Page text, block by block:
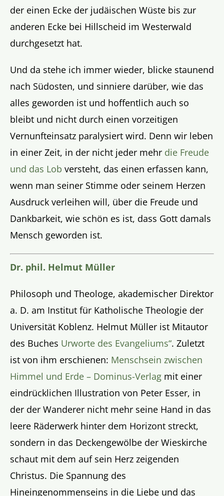
der einen Ecke der judäischen Wüste bis zur
anderen Ecke bei Hillscheid im Westerwald
durchgesetzt hat.
Und da stehe ich immer wieder, blicke staunend
nach Südosten, und sinniere darüber, wie das
alles geworden ist und hoffentlich auch so
bleibt und nicht durch einen vorzeitigen
Vernunfteinsatz paralysiert wird. Denn wir leben
in einer Zeit, in der nicht jeder mehr die Freude
und das Lob versteht, das einen erfassen kann,
wenn man seiner Stimme oder seinem Herzen
Ausdruck verleihen will, über die Freude und
Dankbarkeit, wie schön es ist, dass Gott damals
Mensch geworden ist.
Dr. phil. Helmut Müller
Philosoph und Theologe, akademischer Direktor
a. D. am Institut für Katholische Theologie der
Universität Koblenz. Helmut Müller ist Mitautor
des Buches Urworte des Evangeliums“. Zuletzt
ist von ihm erschienen: Menschsein zwischen
Himmel und Erde – Dominus-Verlag mit einer
eindrücklichen Illustration von Peter Esser, in
der der Wanderer nicht mehr seine Hand in das
leere Räderwerk hinter dem Horizont streckt,
sondern in das Deckengewölbe der Wieskirche
schaut mit dem auf sein Herz zeigenden
Christus. Die Spannung des
Hineingenommenseins in die Liebe und das